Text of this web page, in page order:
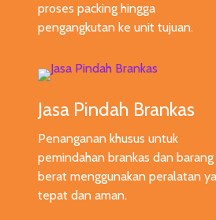
proses packing hingga
pengangkutan ke unit tujuan.
Jasa Pindah Brankas
Penanganan khusus untuk
pemindahan brankas dan barang
berat menggunakan peralatan
tepat dan aman.